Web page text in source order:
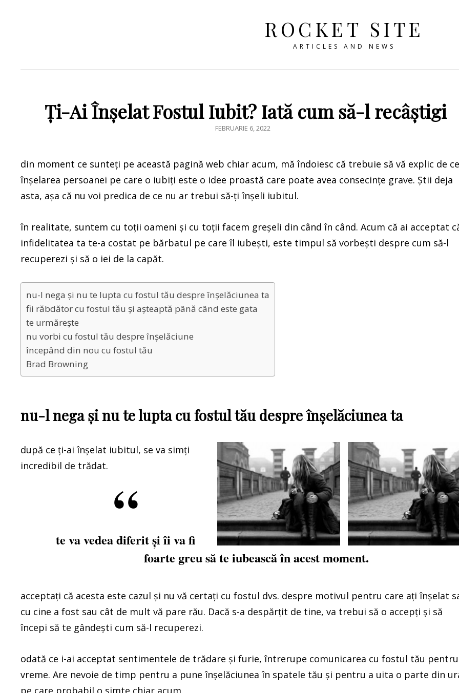
ROCKET SITE
ARTICLES AND NEWS
Ți-Ai Înșelat Fostul Iubit? Iată cum să-l recâștigi
POSTED
FEBRUARIE 6, 2022
din moment ce sunteți pe această pagină web chiar acum, mă îndoiesc că trebuie să vă explic de ce
înșelarea persoanei pe care o iubiți este o idee proastă care poate avea consecințe grave. Știi deja
asta, așa că nu voi predica de ce nu ar trebui să-ți înșeli iubitul.
în realitate, suntem cu toții oameni și cu toții facem greșeli din când în când. Acum că ai acceptat
infidelitatea ta te-a costat pe bărbatul pe care îl iubești, este timpul să vorbești despre cum să-l
recuperezi și să o iei de la capăt.
nu-l nega și nu te lupta cu fostul tău despre înșelăciunea ta
fii răbdător cu fostul tău și așteaptă până când este gata
te urmărește
nu vorbi cu fostul tău despre înșelăciune
începând din nou cu fostul tău
Brad Browning
nu-l nega și nu te lupta cu fostul tău despre înșelăciunea ta
după ce ți-ai înșelat iubitul, se va simți
incredibil de trădat.
te va vedea diferit și îi va fi
foarte greu să te iubească în acest moment.
acceptați că acesta este cazul și nu vă certați cu fostul dvs. despre motivul pentru care ați înșelat
cu cine a fost sau cât de mult vă pare rău. Dacă s-a despărțit de tine, va trebui să o accepți și să
începi să te gândești cum să-l recuperezi.
odată ce i-ai acceptat sentimentele de trădare și furie, întrerupe comunicarea cu fostul tău
vreme. Are nevoie de timp pentru a pune înșelăciunea în spatele tău și pentru a uita o parte din
pe care probabil o simte chiar acum.